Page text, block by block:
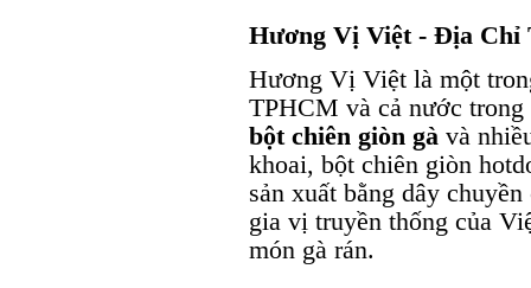
Hương Vị Việt - Địa Chỉ
Hương Vị Việt là một
TPHCM và cả nước
bột chiên giòn gà và
khoai, bột chiên giòn
sản xuất bằng dây
gia vị truyền thống của
món gà rán.